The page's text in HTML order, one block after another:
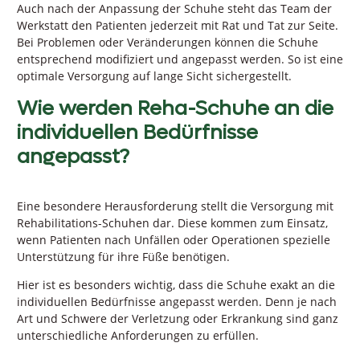
Auch nach der Anpassung der Schuhe steht das Team der
Werkstatt den Patienten jederzeit mit Rat und Tat zur Seite.
Bei Problemen oder Veränderungen können die Schuhe
entsprechend modifiziert und angepasst werden. So ist eine
optimale Versorgung auf lange Sicht sichergestellt.
Wie werden Reha-Schuhe an die
individuellen Bedürfnisse
angepasst?
Eine besondere Herausforderung stellt die Versorgung mit
Rehabilitations-Schuhen dar. Diese kommen zum Einsatz,
wenn Patienten nach Unfällen oder Operationen spezielle
Unterstützung für ihre Füße benötigen.
Hier ist es besonders wichtig, dass die Schuhe exakt an die
individuellen Bedürfnisse angepasst werden. Denn je nach
Art und Schwere der Verletzung oder Erkrankung sind ganz
unterschiedliche Anforderungen zu erfüllen.